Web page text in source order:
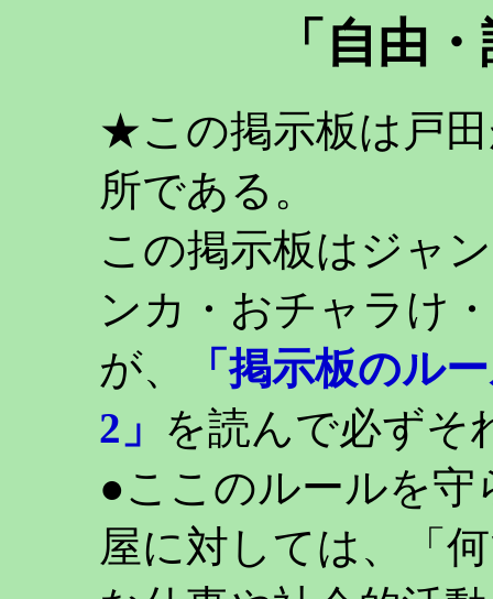
「自由
★この掲示板は戸
所である。
この掲示板はジャ
ンカ・おチャラけ
が、
「掲示板のル
2」 を読んで必ずそ
●ここのルールを守
屋に対しては、「